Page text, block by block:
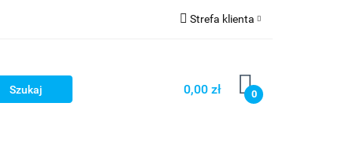
Strefa klienta
Zarejestruj się
Dodaj zgłoszenie
0,00 zł 0